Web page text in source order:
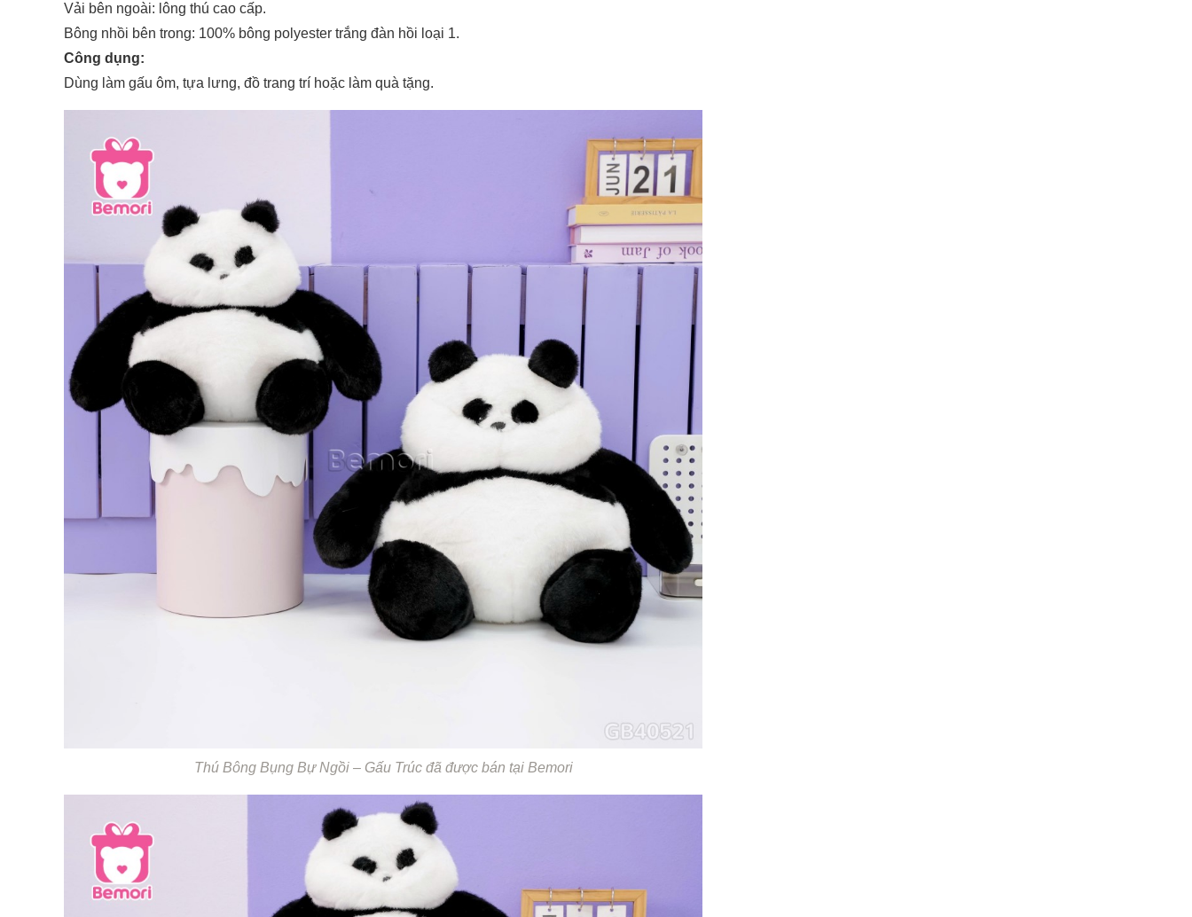
Vải bên ngoài: lông thú cao cấp.
Bông nhồi bên trong: 100% bông polyester trắng đàn hồi loại 1.
Công dụng:
Dùng làm gấu ôm, tựa lưng, đồ trang trí hoặc làm quà tặng.
Thú Bông Bụng Bự Ngồi – Gấu Trúc đã được bán tại Bemori